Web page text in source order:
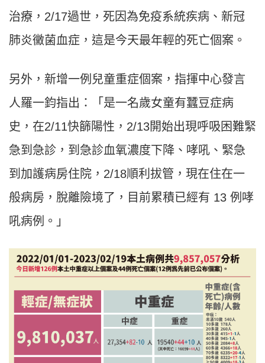
治療，2/17過世，死因為免疫系統疾病、新冠
肺炎黴菌血症，這是今天最年輕的死亡個案。
另外，新增一例兒童重症個案，指揮中心發言
人羅一鈞指出：「是一名歲女童有蠶豆症病
史，在2/11快篩陽性，2/13開始出現呼吸困難緊
急到急診，到急診血氧濃度下降、哮吼、緊急
到加護病房住院，2/18順利拔管，現在住在一
般病房，脫離險境了，目前累積已經有 13 例哮
吼病例。」